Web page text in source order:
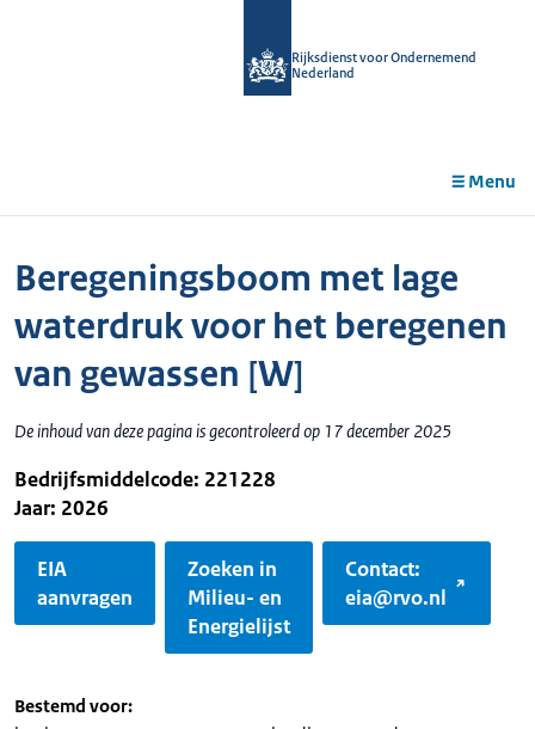
Rijksdienst voor Ondernemend
Nederland
Menu
Beregeningsboom met lage
waterdruk voor het beregenen
van gewassen [W]
De inhoud van deze pagina is gecontroleerd op 17 december 2025
Bedrijfsmiddelcode: 221228
Jaar: 2026
EIA
aanvragen
Zoeken in
Milieu- en
Energielijst
Contact:
eia@rvo.nl
Bestemd voor: